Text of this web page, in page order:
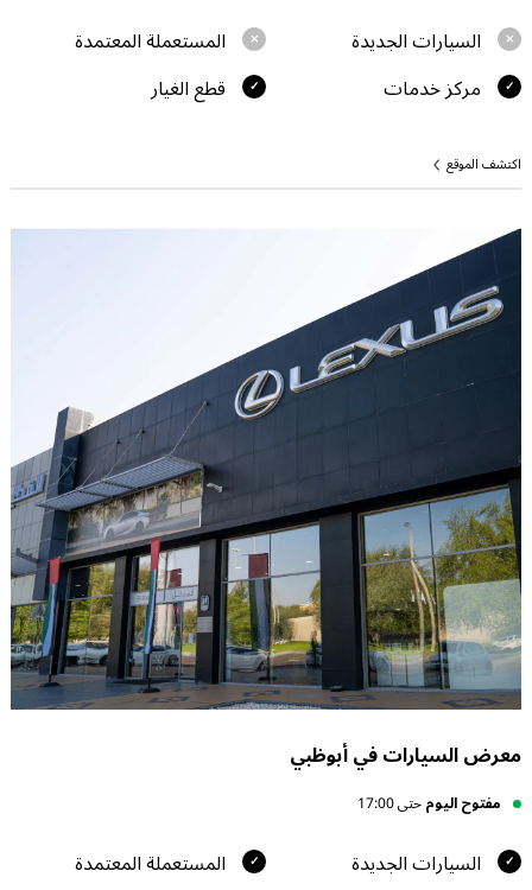
السيارات الجديدة
المستعملة المعتمدة
مركز خدمات
قطع الغيار
اكتشف الموقع
معرض السيارات في أبوظبي
مفتوح اليومحتى 17:00
السيارات الجديدة
المستعملة المعتمدة